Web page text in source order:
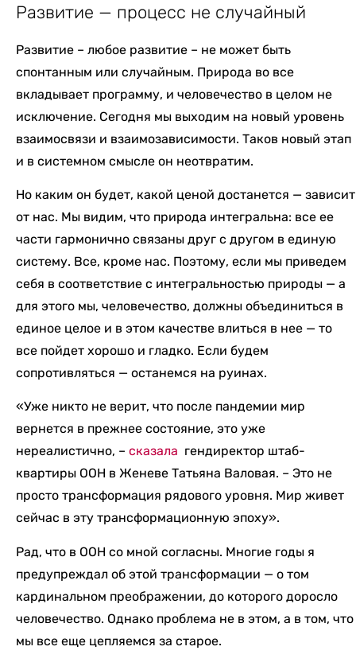
Развитие — процесс не случайный
Развитие – любое развитие – не может быть
спонтанным или случайным. Природа во все
вкладывает программу, и человечество в целом не
исключение. Сегодня мы выходим на новый уровень
взаимосвязи и взаимозависимости. Таков новый этап
и в системном смысле он неотвратим.
Но каким он будет, какой ценой достанется — зависит
от нас. Мы видим, что природа интегральна: все ее
части гармонично связаны друг с другом в единую
систему. Все, кроме нас. Поэтому, если мы приведем
себя в соответствие с интегральностью природы — а
для этого мы, человечество, должны объединиться в
единое целое и в этом качестве влиться в нее — то
все пойдет хорошо и гладко. Если будем
сопротивляться — останемся на руинах.
«Уже никто не верит, что после пандемии мир
вернется в прежнее состояние, это уже
нереалистично, – сказала гендиректор штаб-
квартиры ООН в Женеве Татьяна Валовая. – Это не
просто трансформация рядового уровня. Мир живет
сейчас в эту трансформационную эпоху».
Рад, что в ООН со мной согласны. Многие годы я
предупреждал об этой трансформации — о том
кардинальном преображении, до которого доросло
человечество. Однако проблема не в этом, а в том, что
мы все еще цепляемся за старое.